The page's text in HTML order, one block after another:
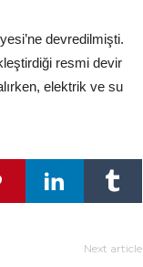
devredilmişti.
resmi devir
elektrik ve su
Next article